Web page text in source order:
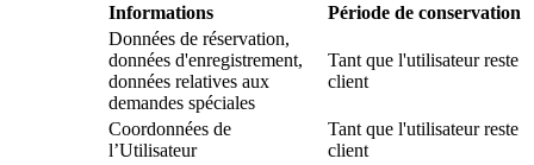
Informations
Période de conservation
Données de réservation,
données d'enregistrement,
données relatives aux
demandes spéciales
Tant que l'utilisateur reste
client
Coordonnées de
l’Utilisateur
Tant que l'utilisateur reste
client